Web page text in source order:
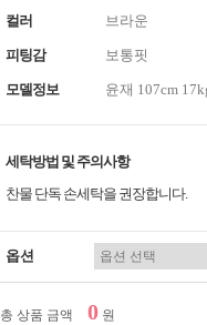
컬러 브라운
피팅감 보통핏
모델정보 윤재 107cm
세탁방법 및 주의사항
찬물 단독 손세탁을 권장합니다.
옵션
총 상품 금액 0 원